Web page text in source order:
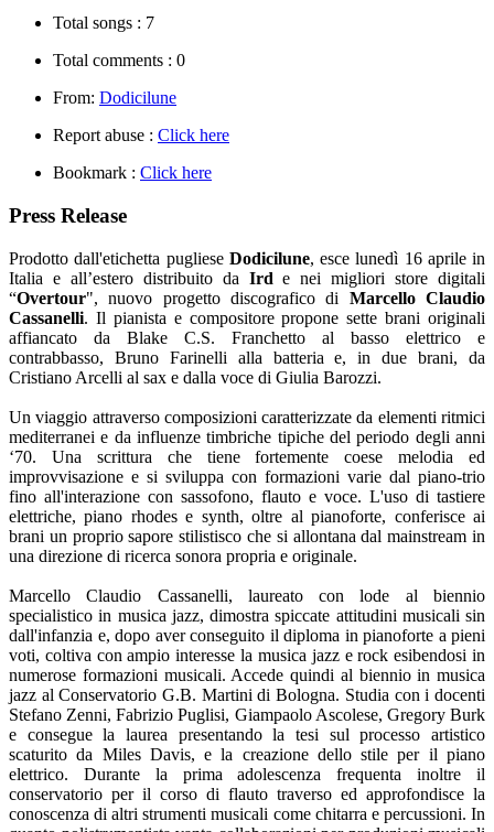
Total songs : 7
Total comments : 0
From: Dodicilune
Report abuse : Click here
Bookmark : Click here
Press Release
Prodotto dall'etichetta pugliese Dodicilune, esce lunedì 16 aprile in
Italia e all’estero distribuito da Ird e nei migliori store digitali
“Overtour", nuovo progetto discografico di Marcello Claudio
Cassanelli. Il pianista e compositore propone sette brani originali
affiancato da Blake C.S. Franchetto al basso elettrico e
contrabbasso, Bruno Farinelli alla batteria e, in due brani, da
Cristiano Arcelli al sax e dalla voce di Giulia Barozzi.
Un viaggio attraverso composizioni caratterizzate da elementi ritmici
mediterranei e da influenze timbriche tipiche del periodo degli anni
‘70. Una scrittura che tiene fortemente coese melodia ed
improvvisazione e si sviluppa con formazioni varie dal piano-trio
fino all'interazione con sassofono, flauto e voce. L'uso di tastiere
elettriche, piano rhodes e synth, oltre al pianoforte, conferisce ai
brani un proprio sapore stilistisco che si allontana dal mainstream in
una direzione di ricerca sonora propria e originale.
Marcello Claudio Cassanelli, laureato con lode al biennio
specialistico in musica jazz, dimostra spiccate attitudini musicali sin
dall'infanzia e, dopo aver conseguito il diploma in pianoforte a pieni
voti, coltiva con ampio interesse la musica jazz e rock esibendosi in
numerose formazioni musicali. Accede quindi al biennio in musica
jazz al Conservatorio G.B. Martini di Bologna. Studia con i docenti
Stefano Zenni, Fabrizio Puglisi, Giampaolo Ascolese, Gregory Burk
e consegue la laurea presentando la tesi sul processo artistico
scaturito da Miles Davis, e la creazione dello stile per il piano
elettrico. Durante la prima adolescenza frequenta inoltre il
conservatorio per il corso di flauto traverso ed approfondisce la
conoscenza di altri strumenti musicali come chitarra e percussioni. In